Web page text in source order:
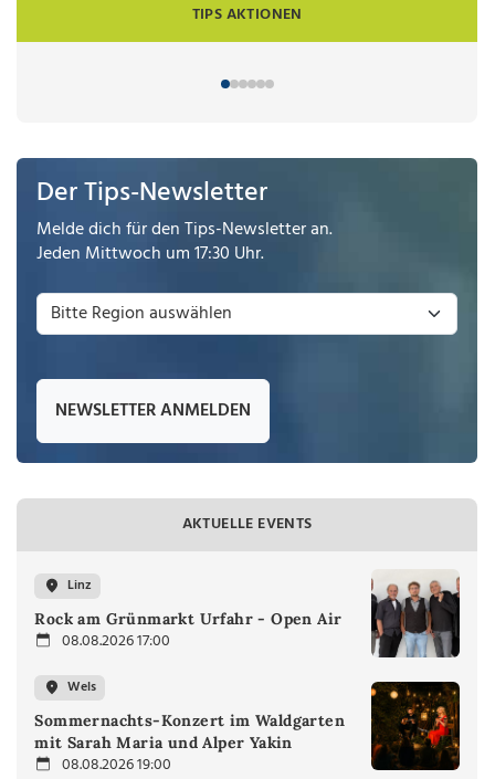
TIPS AKTIONEN
Der Tips-Newsletter
Melde dich für den Tips-Newsletter an.
Jeden Mittwoch um 17:30 Uhr.
NEWSLETTER ANMELDEN
AKTUELLE EVENTS
Linz
Rock am Grünmarkt Urfahr - Open Air
08.08.2026 17:00
Wels
Sommernachts-Konzert im Waldgarten
mit Sarah Maria und Alper Yakin
08.08.2026 19:00